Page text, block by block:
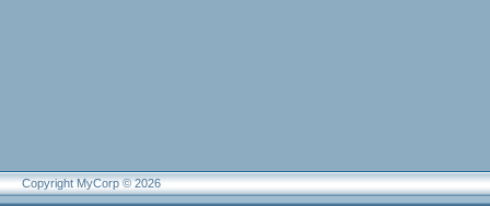
Copyright MyCorp © 2026